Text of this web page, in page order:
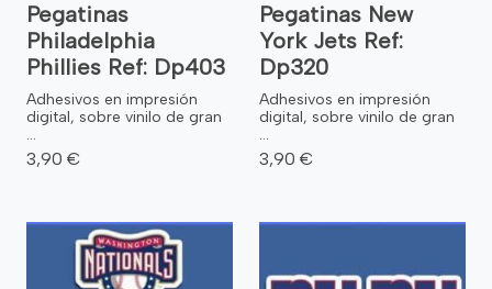
Pegatinas
Philadelphia
Phillies Ref: Dp403
Adhesivos en impresión
digital, sobre vinilo de gran
...
3,90 €
Pegatinas New
York Jets Ref:
Dp320
Adhesivos en impresión
digital, sobre vinilo de gran
...
3,90 €